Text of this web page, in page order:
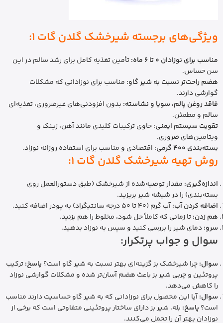
ویژگی‌های برجسته شیرخشک گلدن گات 1:
مناسب برای نوزادان 0 تا 6 ماه:
تأمین تغذیه کامل برای رشد سالم در این
سن حساس.
هضم راحت‌تر نسبت به شیر گاو: مناسب برای نوزادانی که مشکلات
گوارشی دارند.
فاقد روغن پالم، سویا و نشاسته: بدون افزودنی‌های غیرضروری، تغذیه‌ای
سالم و مطمئن.
تقویت سیستم ایمنی:حاوی ترکیبات کلیدی مانند آهن، زینک و
ویتامین‌های ضروری.
بسته‌بندی 400 گرمی:
اقتصادی و مناسب برای استفاده روزانه نوزاد.
روش تهیه شیرخشک گلدن گات 1:
اندازه‌گیری: مقدار توصیه‌شده از شیرخشک (طبق دستورالعمل روی
بسته‌بندی) را در شیشه شیر بریزید.
اضافه کردن آب:آب گرم (40 تا 50 درجه سانتیگراد) به پودر اضافه کنید.
هم زدن:تا زمانی که کاملاً حل شود، مخلوط را هم بزنید.
سرو:دمای شیر را بررسی کنید و سپس به نوزاد بدهید.
سوال و جواب پرتکرار:
سوال:چرا شیرخشک بز گزینه‌ای بهتر نسبت به شیر گاو است؟ پاسخ:ترکیب
پروتئین و چربی شیر بز باعث هضم آسان‌تر شده و مشکلات گوارشی نوزاد
را کاهش می‌دهد.
سوال:آیا این محصول برای نوزادانی که به شیر گاو حساسیت دارند مناسب
است؟ پاسخ: بله، شیر بز دارای ساختار پروتئینی متفاوتی است که برخی از
نوزادان بهتر آن را تحمل می‌کنند.